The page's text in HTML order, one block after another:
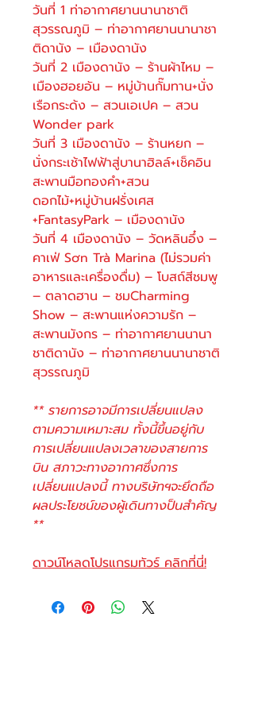
วันที่ 1 ท่าอากาศยานนานาชาติ
สุวรรณภูมิ – ท่าอากาศยานนานาชา
ติดานัง – เมืองดานัง
วันที่ 2 เมืองดานัง – ร้านผ้าไหม –
เมืองฮอยอัน – หมู่บ้านกั๊มทาน+นั่ง
เรือกระด้ง – สวนเอเปค – สวน
Wonder park
วันที่ 3 เมืองดานัง – ร้านหยก –
นั่งกระเช้าไฟฟ้าสู่บานาฮิลล์+เช็คอิน
สะพานมือทองคำ+สวน
ดอกไม้+หมู่บ้านฝรั่งเศส
+FantasyPark – เมืองดานัง
วันที่ 4 เมืองดานัง – วัดหลินอึ๋ง –
คาเฟ่ Sơn Trà Marina (ไม่รวมค่า
อาหารและเครื่องดื่ม) – โบสถ์สีชมพู
– ตลาดฮาน – ชมCharming
Show – สะพานแห่งความรัก –
สะพานมังกร – ท่าอากาศยานนานา
ชาติดานัง – ท่าอากาศยานนานาชาติ
สุวรรณภูมิ
** รายการอาจมีการเปลี่ยนแปลง
ตามความเหมาะสม ทั้งนี้ขึ้นอยู่กับ
การเปลี่ยนแปลงเวลาของสายการ
บิน สภาวะทางอากาศซึ่งการ
เปลี่ยนแปลงนี้ ทางบริษัทฯจะยึดถือ
ผลประโยชน์ของผู้เดินทางป็นสำคัญ
**
ดาวน์โหลดโปรแกรมทัวร์ คลิกที่นี่!